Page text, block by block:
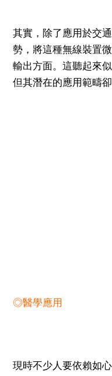
其實，除了應用於交
勢，將這種無線裝置
輸出方面。這聽起來
但其潛在的應用範疇卻
◎醫學應用
現時不少人要依賴如